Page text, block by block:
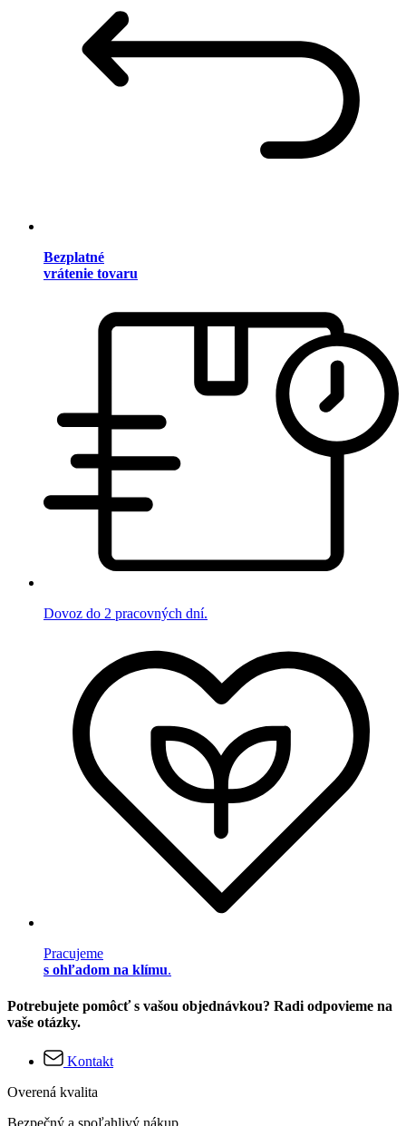
Bezplatné
vrátenie tovaru
Dovoz do 2 pracovných dní.
Pracujeme
s ohľadom na klímu.
Potrebujete pomôcť s vašou objednávkou? Radi odpovieme na
vaše otázky.
Kontakt
Overená kvalita
Bezpečný a spoľahlivý nákup